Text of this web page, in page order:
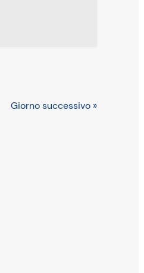
Giorno successivo »